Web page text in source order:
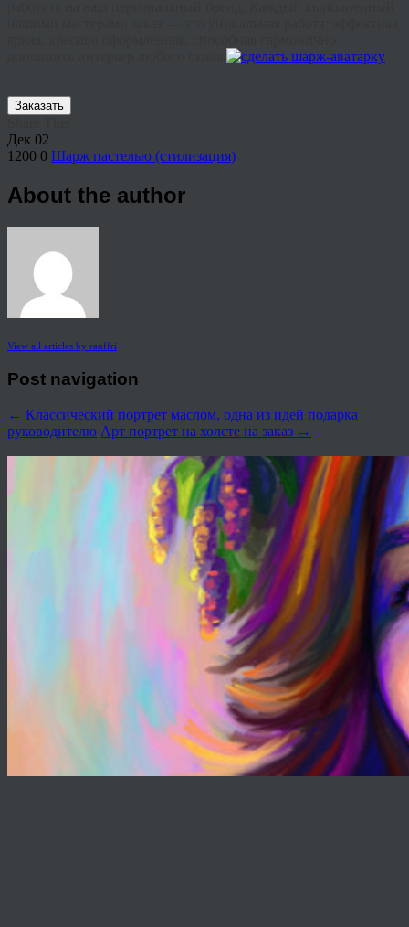
Заказать
Дек 02
1200 0 Шарж пастелью (стилизация)
About the author
View all articles by rauffri
Post navigation
← Классический портрет маслом, одна из идей подарка
руководителю Арт портрет на холсте на заказ →